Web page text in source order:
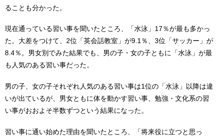
ることも分かった。
現在通っている習い事を聞いたところ、「水泳」17％が最も多かっ
た。大差をつけて、2位「英会話教室」が9.1％、3位「サッカー」が
8.4％。男女別でみた結果でも、男の子・女の子ともに「水泳」が最
も人気のある習い事だった。
男の子、女の子それぞれ人気のある習い事は1位の「水泳」以降は違
いが出ているが、男女ともに体を動かす習い事、勉強・文化系の習
い事がおおよそ半数ずつという結果になった。
習い事に通い始めた理由を聞いたところ、「将来役に立つと思っ